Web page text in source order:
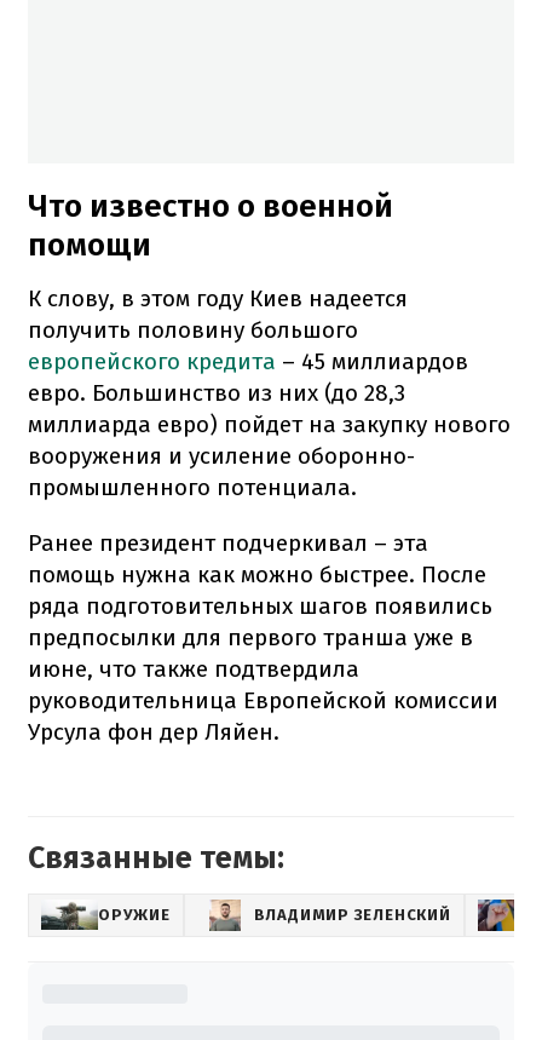
Что известно о военной
помощи
К слову, в этом году Киев надеется
получить половину большого
европейского кредита – 45 миллиардов
евро. Большинство из них (до 28,3
миллиарда евро) пойдет на закупку нового
вооружения и усиление оборонно-
промышленного потенциала.
Ранее президент подчеркивал – эта
помощь нужна как можно быстрее. После
ряда подготовительных шагов появились
предпосылки для первого транша уже в
июне, что также подтвердила
руководительница Европейской комиссии
Урсула фон дер Ляйен.
Связанные темы:
ОРУЖИЕ ВЛАДИМИР ЗЕЛЕНСКИЙ